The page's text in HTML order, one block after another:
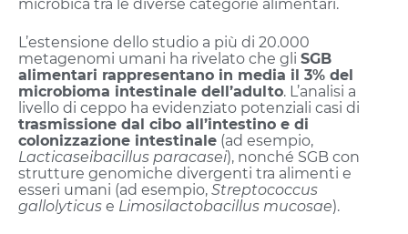
microbica tra le diverse categorie alimentari.
L’estensione dello studio a più di 20.000
metagenomi umani ha rivelato che gli SGB
alimentari rappresentano in media il 3% del
microbioma intestinale dell’adulto. L’analisi a
livello di ceppo ha evidenziato potenziali casi di
trasmissione dal cibo all’intestino e di
colonizzazione intestinale (ad esempio,
Lacticaseibacillus paracasei), nonché SGB con
strutture genomiche divergenti tra alimenti e
esseri umani (ad esempio, Streptococcus
gallolyticus e Limosilactobacillus mucosae).